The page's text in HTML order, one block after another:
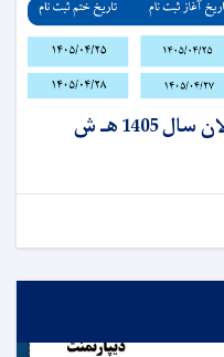
ثبت نام محصلان جدید الشمولان سال 1405 هـ ش